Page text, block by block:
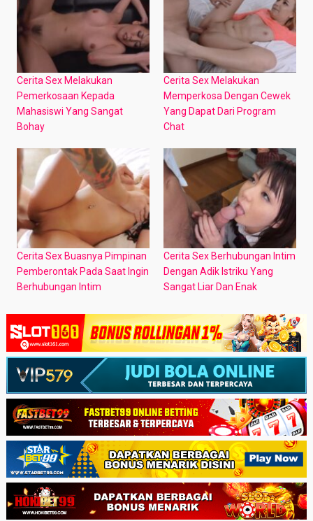
Cerita Sex Melakukan
Pemerkosaan Kepada
Mahasiswi Yang Sangat
Bohay
Cerita Sex Melakukan
Memperkosa Dengan Cewek
Yang Dapat Dari Program
Chat
Cerita Sex Buasnya Pimpinan
Pemberontak Pada Saat Ingin
Berhubungan Intim
Cerita Sex Berhubungan Intim
Dengan Adik Istriku Yang
Sangat Liar Dan Enak